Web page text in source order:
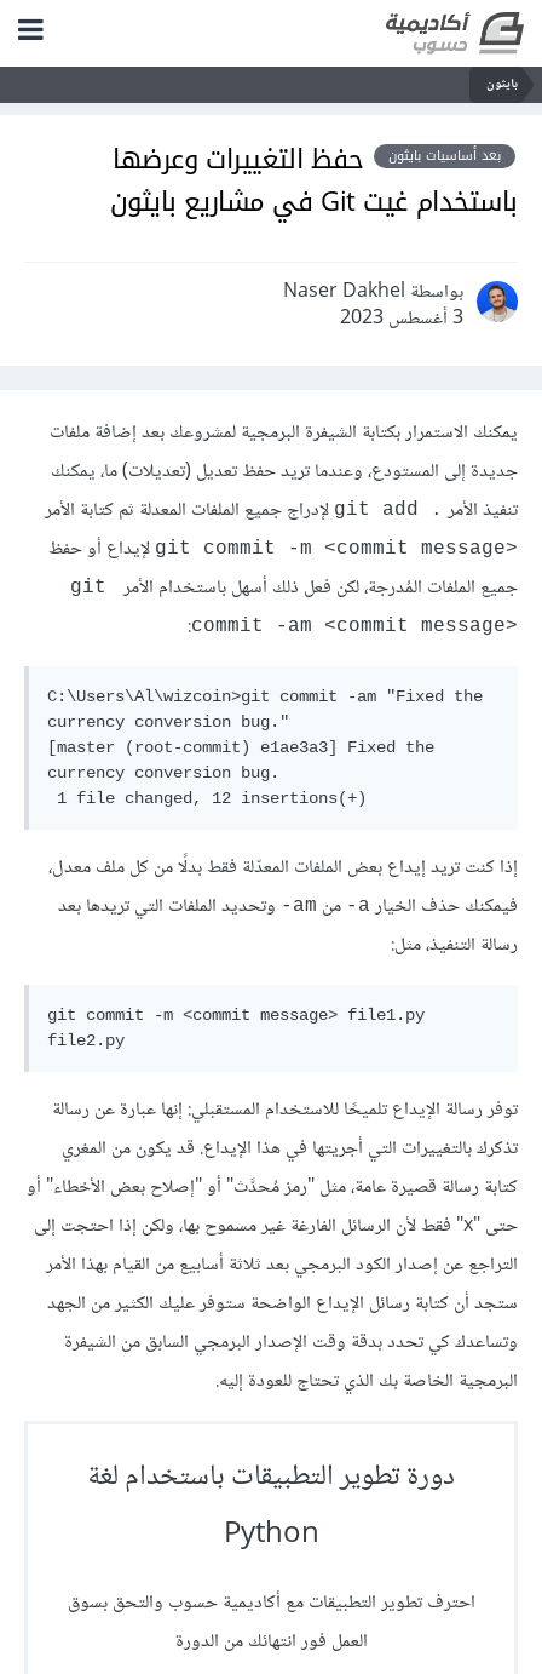
بايثون
بعد أساسيات بايثون
حفظ التغييرات وعرضها
باستخدام غيت Git في مشاريع بايثون
بواسطة Naser Dakhel
3 أغسطس 2023
يمكنك الاستمرار بكتابة الشيفرة البرمجية لمشروعك بعد إضافة ملفات
جديدة إلى المستودع، وعندما تريد حفظ تعديل (تعديلات) ما، يمكنك
تنفيذ الأمر git add .‎ لإدراج جميع الملفات المعدلة ثم كتابة الأمر
git commit -m <commit message>‎‎‎‎ لإيداع أو حفظ
جميع الملفات المُدرجة، لكن فعل ذلك أسهل باستخدام الأمر
git
commit -am <commit message>‎‎‎‎
:
C:\Users\Al\wizcoin>‎‎‎git commit -am "Fixed the
currency conversion bug."
[master (root-commit) e1ae3a3] Fixed the
currency conversion bug.
إذا كنت تريد إيداع بعض الملفات المعدّلة فقط بدلًا من كل ملف معدل،
فيمكنك حذف الخيار ‎-a من ‎-am وتحديد الملفات التي تريدها بعد
رسالة التنفيذ، مثل:
git commit -m <commit message>‎‎‎ file1.py
توفر رسالة الإيداع تلميحًا للاستخدام المستقبلي: إنها عبارة عن رسالة
تذكرك بالتغييرات التي أجريتها في هذا الإيداع. قد يكون من المغري
كتابة رسالة قصيرة عامة، مثل "رمز مُحدَّث" أو "إصلاح بعض الأخطاء" أو
حتى "x" فقط لأن الرسائل الفارغة غير مسموح بها، ولكن إذا احتجت إلى
التراجع عن إصدار الكود البرمجي بعد ثلاثة أسابيع من القيام بهذا الأمر
ستجد أن كتابة رسائل الإيداع الواضحة ستوفر عليك الكثير من الجهد
وتساعدك كي تحدد بدقة وقت الإصدار البرمجي السابق من الشيفرة
البرمجية الخاصة بك الذي تحتاج للعودة إليه.
دورة تطوير التطبيقات باستخدام لغة
Python
احترف تطوير التطبيقات مع أكاديمية حسوب والتحق بسوق
العمل فور انتهائك من الدورة